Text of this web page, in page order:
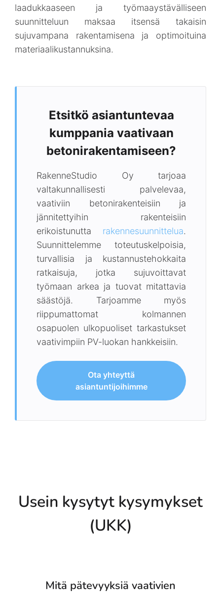
laadukkaaseen ja työmaaystävälliseen
suunnitteluun maksaa itsensä takaisin
sujuvampana rakentamisena ja optimoituina
materiaalikustannuksina.
Etsitkö asiantuntevaa
kumppania vaativaan
betonirakentamiseen?
RakenneStudio Oy tarjoaa
valtakunnallisesti palvelevaa,
vaativiin betonirakenteisiin ja
jännitettyihin rakenteisiin
erikoistunutta rakennesuunnittelua.
Suunnittelemme toteutuskelpoisia,
turvallisia ja kustannustehokkaita
ratkaisuja, jotka sujuvoittavat
työmaan arkea ja tuovat mitattavia
säästöjä. Tarjoamme myös
riippumattomat kolmannen
osapuolen ulkopuoliset tarkastukset
vaativimpiin PV-luokan hankkeisiin.
Ota yhteyttä
asiantuntijoihimme
Usein kysytyt kysymykset
(UKK)
Mitä pätevyyksiä vaativien